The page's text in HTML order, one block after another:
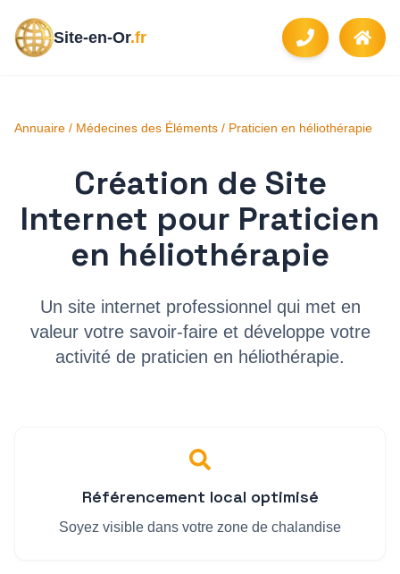
Site-en-Or.fr
Annuaire / Médecines des Éléments / Praticien en héliothérapie
Création de Site
Internet pour Praticien
en héliothérapie
Un site internet professionnel qui met en
valeur votre savoir-faire et développe votre
activité de praticien en héliothérapie.
Référencement local optimisé
Soyez visible dans votre zone de chalandise